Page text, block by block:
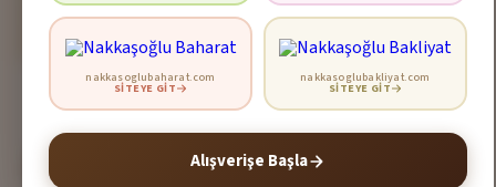
nakkasoglubaharat.com
SITEYE GIT
nakkasoglubakliyat.com
SITEYE GIT
Alışverişe Başla
Kavrulmuş İspanyol Badem Çiğ İspanyol Badem